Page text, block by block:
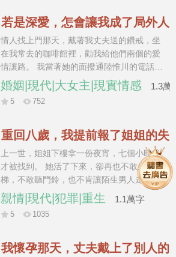
戶。” “從今天起，誰偷的錢，誰自己還。”
若是深愛，怎會讓我成了局外人
情人找上門那天，戴著我丈夫送的鑽戒，坐
在我常去的咖啡館裡，勸我給他們兩個的愛
情讓路。 我當著她的面撥通陸惟川的電話，
開啟擴音。 「陸副院長，你養在外面的姑娘
說，她懷了你的孩子，要我這個原配給她騰
位置。」 電話那頭沉默許久。 我看著對面驟
來，把人領走。順便把離婚協議帶上。」
婚姻|現代|大女主|現實情感 1.3萬
5 752
重回八歲，我提前報了姐姐的失
蹤案
上一世，姐姐下樓拿一份夜宵，七個小時後
才被找到。 她活了下來，卻再也不敢坐電
梯，不敢聽門鈴，也不肯讓陌生男人走到她
身後。 四年後，她從康復中心的六樓跳了下
去。 媽媽病倒，爸爸在追責的路上出了車
禍。最後只剩我一個人，抱著姐姐沒來得及
來時，我回到了八歲那晚。 姐姐正彎腰穿
親情|現代|犯罪|重生 1.1萬字
5 1035
我懷孕那天，丈夫戴上了別人的